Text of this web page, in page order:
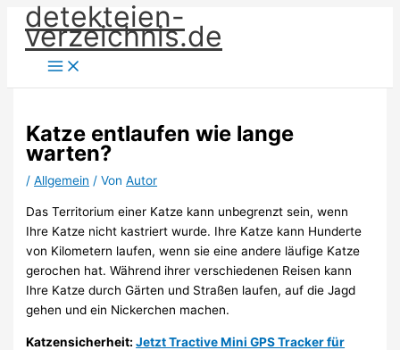
Zum
Inhalt
springen
detekteien-
verzeichnis.de
Katze entlaufen wie lange
warten?
/Allgemein / VonAutor
Das Territorium einer Katze kann unbegrenzt sein, wenn
Ihre Katze nicht kastriert wurde. Ihre Katze kann Hunderte
von Kilometern laufen, wenn sie eine andere läufige Katze
gerochen hat. Während ihrer verschiedenen Reisen kann
Ihre Katze durch Gärten und Straßen laufen, auf die Jagd
gehen und ein Nickerchen machen.
Katzensicherheit:Jetzt Tractive Mini GPS Tracker für